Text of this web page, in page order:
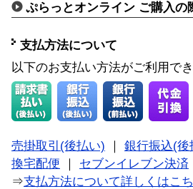
ぷらっとオンライン ご購入の
支払方法について
以下のお支払い方法がご利用で
売掛取引(後払い)
銀行振込(後
換宅配便
セブンイレブン決済
⇒支払方法について詳しくはこ